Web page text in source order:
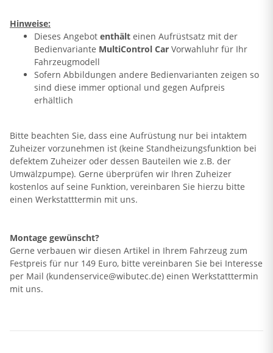
Hinweise:
Dieses Angebot enthält einen Aufrüstsatz mit der
Bedienvariante MultiControl Car Vorwahluhr für Ihr
Fahrzeugmodell
Sofern Abbildungen andere Bedienvarianten zeigen so
sind diese immer optional und gegen Aufpreis
erhältlich
Bitte beachten Sie, dass eine Aufrüstung nur bei intaktem
Zuheizer vorzunehmen ist (keine Standheizungsfunktion bei
defektem Zuheizer oder dessen Bauteilen wie z.B. der
Umwälzpumpe). Gerne überprüfen wir Ihren Zuheizer
kostenlos auf seine Funktion, vereinbaren Sie hierzu bitte
einen Werkstatttermin mit uns.
Montage gewünscht?
Gerne verbauen wir diesen Artikel in Ihrem Fahrzeug zum
Festpreis für nur 149 Euro, bitte vereinbaren Sie bei Interesse
per Mail (kundenservice@wibutec.de) einen Werkstatttermin
mit uns.